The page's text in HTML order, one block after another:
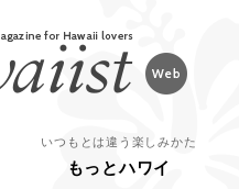
いつもとは違う楽しみかた
もっとハワイ